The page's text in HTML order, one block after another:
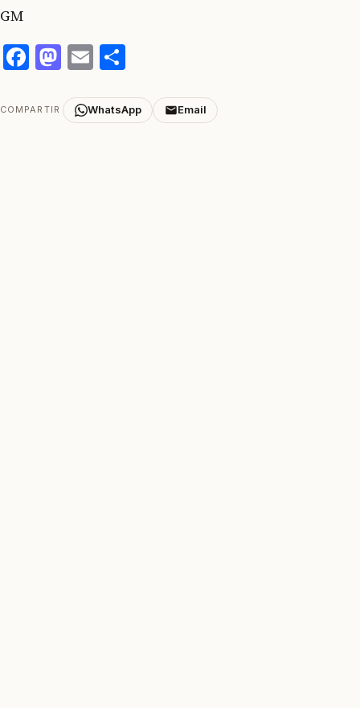
GM
Facebook
Mastodon
Email
COMPARTIR WhatsApp Email